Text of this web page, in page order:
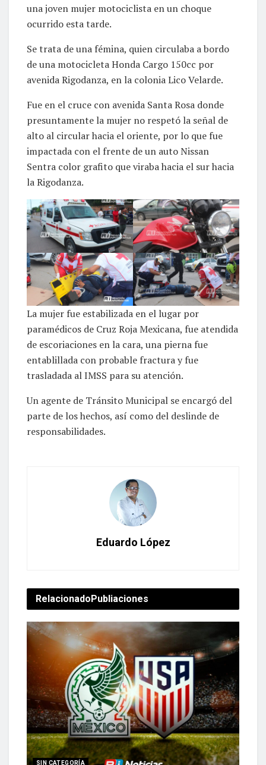
una joven mujer motociclista en un choque
ocurrido esta tarde.
Se trata de una fémina, quien circulaba a bordo
de una motocicleta Honda Cargo 150cc por
avenida Rigodanza, en la colonia Lico Velarde.
Fue en el cruce con avenida Santa Rosa donde
presuntamente la mujer no respetó la señal de
alto al circular hacia el oriente, por lo que fue
impactada con el frente de un auto Nissan
Sentra color grafito que viraba hacia el sur hacia
la Rigodanza.
La mujer fue estabilizada en el lugar por
paramédicos de Cruz Roja Mexicana, fue atendida
de escoriaciones en la cara, una pierna fue
entablillada con probable fractura y fue
trasladada al IMSS para su atención.
Un agente de Tránsito Municipal se encargó del
parte de los hechos, así como del deslinde de
responsabilidades.
Eduardo López
Relacionado Publiaciones
SIN CATEGORÍA